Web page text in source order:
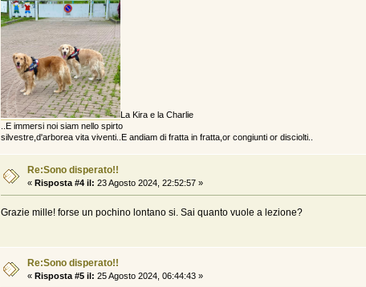
La Kira e la Charlie
..E immersi noi siam nello spirto
silvestre,d'arborea vita viventi..E andiam di fratta in fratta,or congiunti or disciolti..
Re:Sono disperato!!
« Risposta #4 il: 23 Agosto 2024, 22:52:57 »
Grazie mille! forse un pochino lontano si. Sai quanto vuole a lezione?
Re:Sono disperato!!
« Risposta #5 il: 25 Agosto 2024, 06:44:43 »